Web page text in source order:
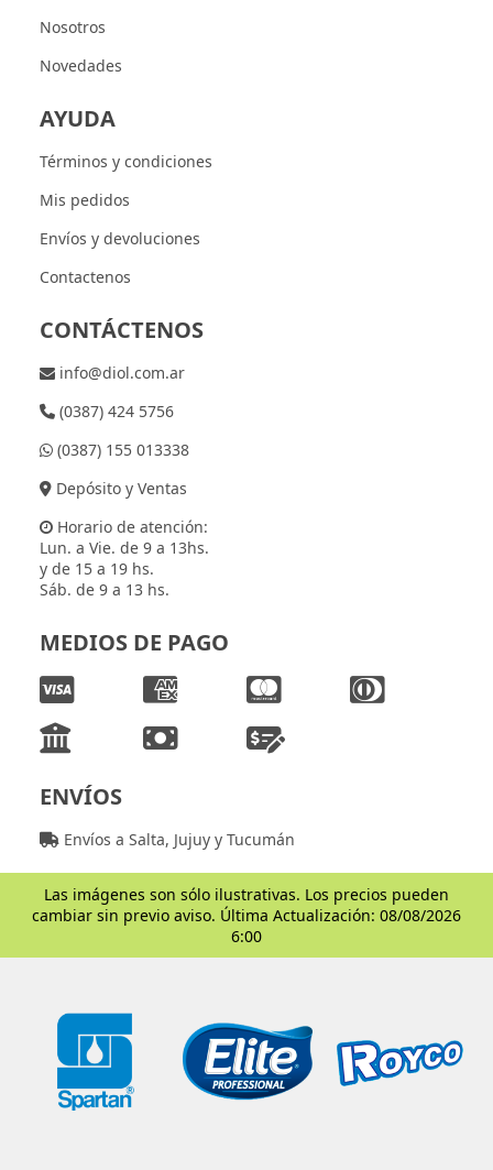
Nosotros
Novedades
AYUDA
Términos y condiciones
Mis pedidos
Envíos y devoluciones
Contactenos
CONTÁCTENOS
info@diol.com.ar
(0387) 424 5756
(0387) 155 013338
Depósito y Ventas
Horario de atención:
Lun. a Vie. de 9 a 13hs.
y de 15 a 19 hs.
Sáb. de 9 a 13 hs.
MEDIOS DE PAGO
ENVÍOS
Envíos a Salta, Jujuy y Tucumán
Las imágenes son sólo ilustrativas. Los precios pueden
cambiar sin previo aviso. Última Actualización: 08/08/2026
6:00